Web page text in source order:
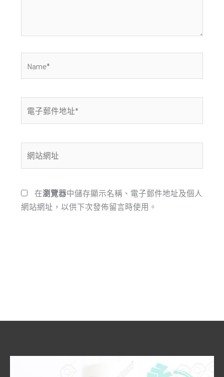
子
件
地
址
站
址
在瀏覽器中儲存顯示名稱、電子郵件地址及個人
網站網址，以供下次發佈留言時使用。